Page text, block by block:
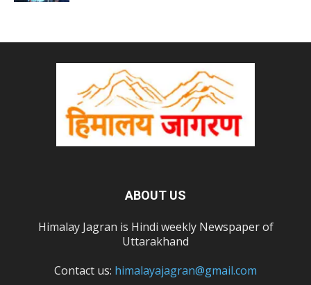
ABOUT US
Himalay Jagran is Hindi weekly Newspaper of
Uttarakhand
Contact us: himalayajagran@gmail.com